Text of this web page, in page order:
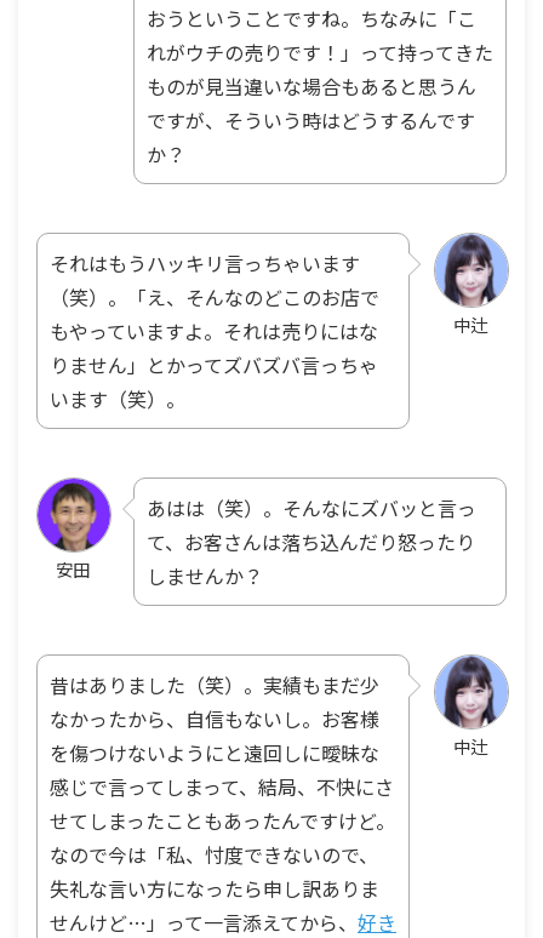
おうということですね。ちなみに「こ
れがウチの売りです！」って持ってきた
ものが見当違いな場合もあると思うん
ですが、そういう時はどうするんです
か？
中辻
それはもうハッキリ言っちゃいます
（笑）。「え、そんなのどこのお店で
もやっていますよ。それは売りにはな
りません」とかってズバズバ言っちゃ
います（笑）。
安田
あはは（笑）。そんなにズバッと言っ
て、お客さんは落ち込んだり怒ったり
しませんか？
中辻
昔はありました（笑）。実績もまだ少
なかったから、自信もないし。お客様
を傷つけないようにと遠回しに曖昧な
感じで言ってしまって、結局、不快にさ
せてしまったこともあったんですけど。
なので今は「私、忖度できないので、
失礼な言い方になったら申し訳ありま
せんけど…」って一言添えてから、 好き